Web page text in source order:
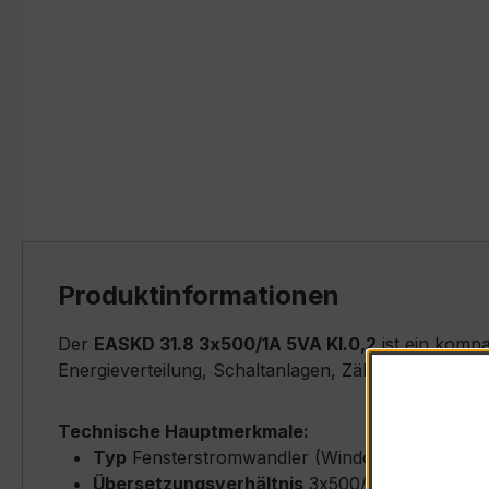
Produktinformationen
Der EASKD 31.8 3x500/1A 5VA Kl.0,2ist ein
Energieverteilung, Schaltanlagen, Zählerfeldern
Technische Hauptmerkmale:
Typ Fensterstromwandler (Window-Type) –
Übersetzungsverhältnis 3x500/1 A